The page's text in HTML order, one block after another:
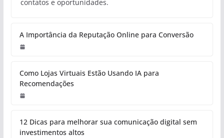
contatos e oportunidades.
A Importância da Reputação Online para Conversão
Como Lojas Virtuais Estão Usando IA para
Recomendações
12 Dicas para melhorar sua comunicação digital sem
investimentos altos